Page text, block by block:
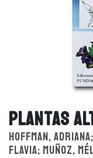
PLANTAS
HOFFMAN,
FLAVIA; MUÑOZ,